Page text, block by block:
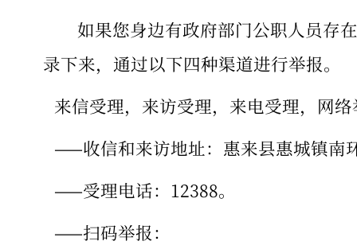
如果您身边有政府部门公职人员存
录下来，通过以下四种渠道进行举报。
来信受理，来访受理，来电受理，网
——收信和来访地址：惠来县惠城镇南
——受理电话：12388。
——扫码举报：